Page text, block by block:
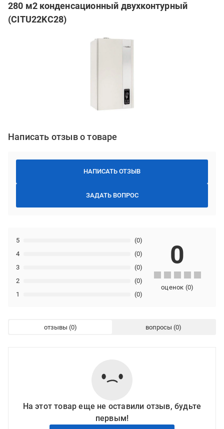
280 м2 конденсационный двухконтурный
(CITU22KC28)
Написать отзыв о товаре
НАПИСАТЬ ОТЗЫВ
ЗАДАТЬ ВОПРОС
1 (0)
2 (0)
3 (0)
4 (0)
5 (0)
0
оценок (0)
отзывы вопросы
На этот товар еще не оставили отзыв, будьте
первым!